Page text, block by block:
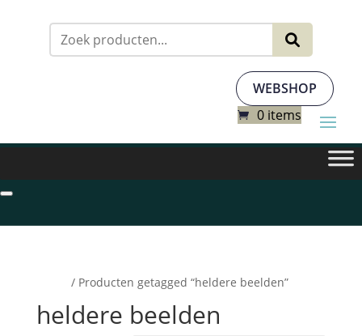
WEBSHOP
0 items
/ Producten getagged “heldere beelden”
heldere beelden